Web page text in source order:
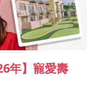
年】寵愛壽